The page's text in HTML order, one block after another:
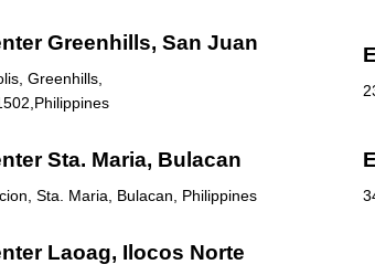
Greenhills, San Juan
Greenhills,
Sta. Maria, Bulacan
Sta. Maria, Bulacan, Philippines
Laoag, Ilocos Norte